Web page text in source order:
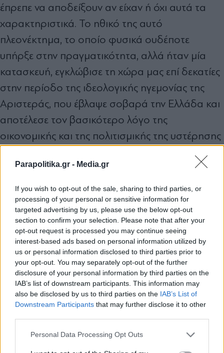
Parapolitika.gr - Media.gr
If you wish to opt-out of the sale, sharing to third parties, or
processing of your personal or sensitive information for
targeted advertising by us, please use the below opt-out
section to confirm your selection. Please note that after your
opt-out request is processed you may continue seeing
interest-based ads based on personal information utilized by
us or personal information disclosed to third parties prior to
your opt-out. You may separately opt-out of the further
disclosure of your personal information by third parties on the
IAB’s list of downstream participants. This information may
also be disclosed by us to third parties on the IAB’s List of
Downstream Participants that may further disclose it to other
Personal Data Processing Opt Outs
έπρεπε να αποδείξουν αν είχαν ή όχι αυτά τα
χαρακτηριστικά. Το ηθικό της αυτό
πλεονέκτημα, το οποίο φυσικά ουδέποτε
υπήρξε στην πραγματικότητα, αλλά ήταν μία
κατασκευή, εγκλώβισε τη χώρα μας επί δεκατίες
στην περίοδο της ιδεολογικής ηγεμονίας της
Αριστεράς, που έβλαψε σοβαρά την Ελλάδα και
αποτέλεσε τον βασικότερο λόγο της
οικονομικής και της πολιτισμικής της υστέρησης
Αυτό το «ηθικό της πλεονέκτημα» χάθηκε επί
Αλέξη Τσίπρα.
Το μεγαλύτερο δώρο της πενταετίας Τσίπρα
στην Ελλάδα είναι ότι μετά από αυτήν όλη αυτή
η αξιωματική παραδοχή για τους αριστερούς
χάθηκε και τον ευχαριστώ πολύ γι' αυτό.
Με τη δημιουργία της Αριστερής Συμπαράταξης
του κ. Τσίπρα, ήδη από την πρώτη του
Εγγραφή στο newsletter